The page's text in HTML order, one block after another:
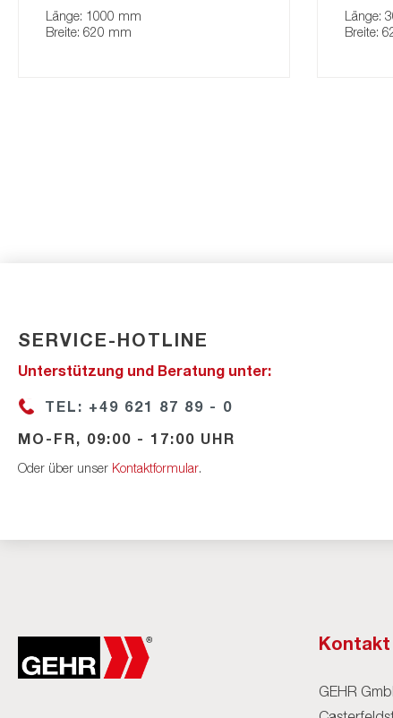
Länge: 1000 mm
Breite: 620 mm
Länge:
Breite:
SERVICE-HOTLINE
Unterstützung und Beratung unter:
TEL: +49 621 87 89 - 0
MO-FR, 09:00 - 17:00 UHR
Oder über unser Kontaktformular.
Kontakt
GEHR